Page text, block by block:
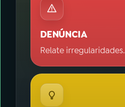
DENÚNCIA
Relate irregularidades.